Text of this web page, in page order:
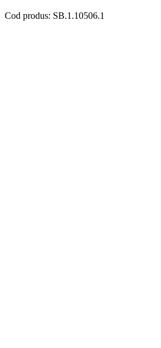
Cod produs: SB.1.10506.1